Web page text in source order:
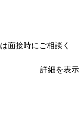
面接時にご相談く
詳細を表示